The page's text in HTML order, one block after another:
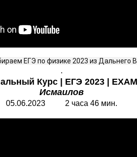
ЕГЭ по физике 2023 из Дальнего
.
Курс | ЕГЭ 2023 |
Исмаилов
05.06.2023 2 часа 46 мин.